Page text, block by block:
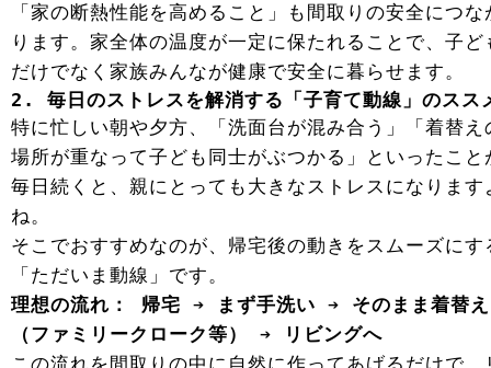
「家の断熱性能を高めること」も間取りの安全につな
ります。家全体の温度が一定に保たれることで、子ど
だけでなく家族みんなが健康で安全に暮らせます。
2. 毎日のストレスを解消する「子育て動線」のスス
特に忙しい朝や夕方、「洗面台が混み合う」「着替え
場所が重なって子ども同士がぶつかる」といったこと
毎日続くと、親にとっても大きなストレスになります
ね。
そこでおすすめなのが、帰宅後の動きをスムーズにす
「ただいま動線」です。
理想の流れ：
帰宅 ➔ まず手洗い ➔ そのまま着替え
（ファミリークローク等） ➔ リビングへ
この流れを間取りの中に自然に作ってあげるだけで、